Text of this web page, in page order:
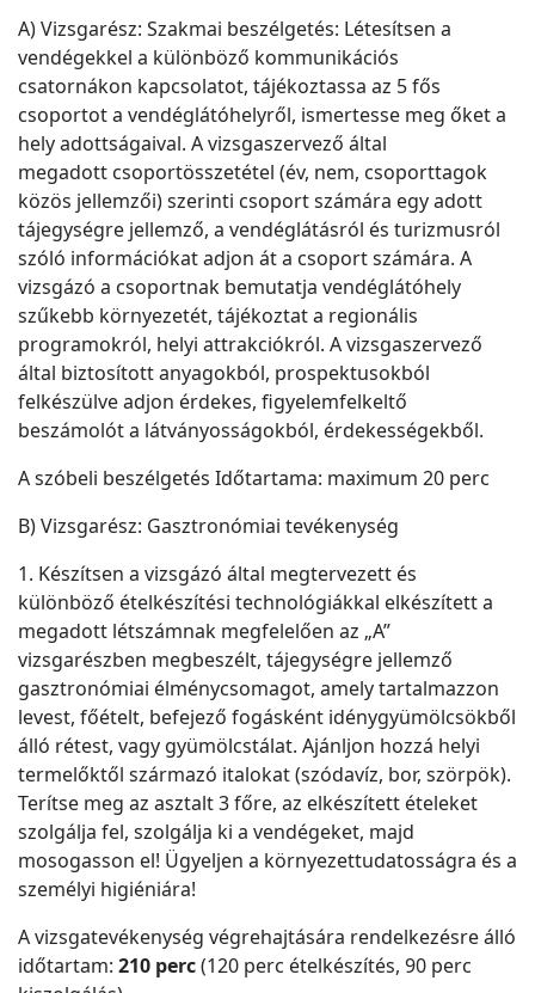
A) Vizsgarész: Szakmai beszélgetés: Létesítsen a
vendégekkel a különböző kommunikációs
csatornákon kapcsolatot, tájékoztassa az 5 fős
csoportot a vendéglátóhelyről, ismertesse meg őket a
hely adottságaival. A vizsgaszervező által
megadott csoportösszetétel (év, nem, csoporttagok
közös jellemzői) szerinti csoport számára egy adott
tájegységre jellemző, a vendéglátásról és turizmusról
szóló információkat adjon át a csoport számára. A
vizsgázó a csoportnak bemutatja vendéglátóhely
szűkebb környezetét, tájékoztat a regionális
programokról, helyi attrakciókról. A vizsgaszervező
által biztosított anyagokból, prospektusokból
felkészülve adjon érdekes, figyelemfelkeltő
beszámolót a látványosságokból, érdekességekből.
A szóbeli beszélgetés Időtartama: maximum 20 perc
B) Vizsgarész: Gasztronómiai tevékenység
1. Készítsen a vizsgázó által megtervezett és
különböző ételkészítési technológiákkal elkészített a
megadott létszámnak megfelelően az „A”
vizsgarészben megbeszélt, tájegységre jellemző
gasztronómiai élménycsomagot, amely tartalmazzon
levest, főételt, befejező fogásként idénygyümölcsökből
álló rétest, vagy gyümölcstálat. Ajánljon hozzá helyi
termelőktől származó italokat (szódavíz, bor, szörpök).
Terítse meg az asztalt 3 főre, az elkészített ételeket
szolgálja fel, szolgálja ki a vendégeket, majd
mosogasson el! Ügyeljen a környezettudatosságra és a
személyi higiéniára!
A vizsgatevékenység végrehajtására rendelkezésre álló
időtartam: 210 perc(120 perc ételkészítés, 90 perc